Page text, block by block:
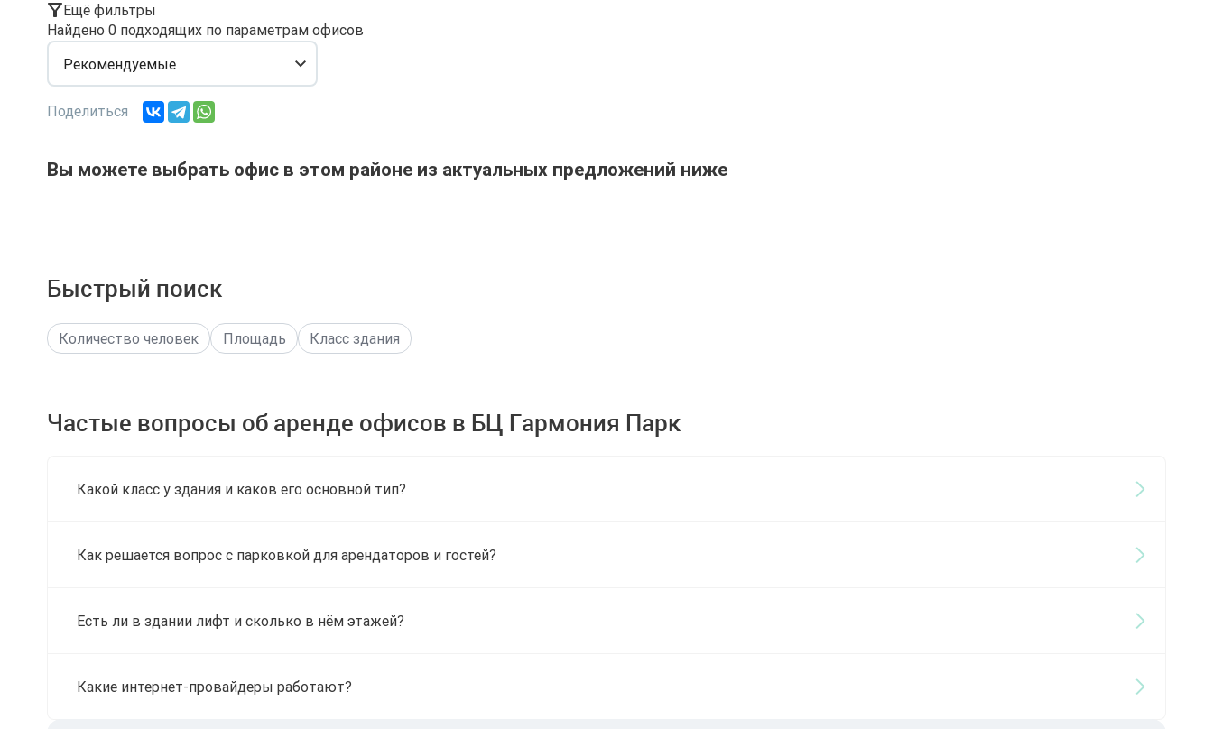
Ещё фильтры
Найдено 0 подходящих по параметрам офисов
Рекомендуемые
Поделиться
Вы можете выбрать офис в этом районе из актуальных предложений ниже
Быстрый поиск
Количество человек Площадь Класс здания
Частые вопросы об аренде офисов в БЦ Гармония Парк
Какой класс у здания и каков его основной тип?
Как решается вопрос с парковкой для арендаторов и гостей?
Есть ли в здании лифт и сколько в нём этажей?
Какие интернет-провайдеры работают?